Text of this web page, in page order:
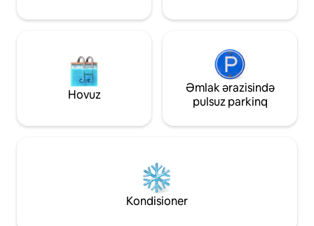
Hovuz
Əmlak ərazisində
pulsuz parkinq
Kondisioner